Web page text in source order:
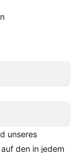
unseres
den in jedem